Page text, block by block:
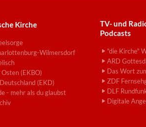
Kirche
Wilmersdorf
(EKBO)
(EKD)
- mehr als du glaubst
TV- und
Podcasts
"die Kirche"
ARD
Das Wort
ZDF
DLF
Digitale